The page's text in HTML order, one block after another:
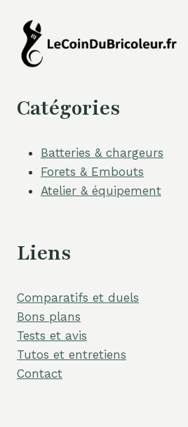
Catégories
Batteries & chargeurs
Forets & Embouts
Atelier & équipement
Liens
Comparatifs et duels
Bons plans
Tests et avis
Tutos et entretiens
Contact